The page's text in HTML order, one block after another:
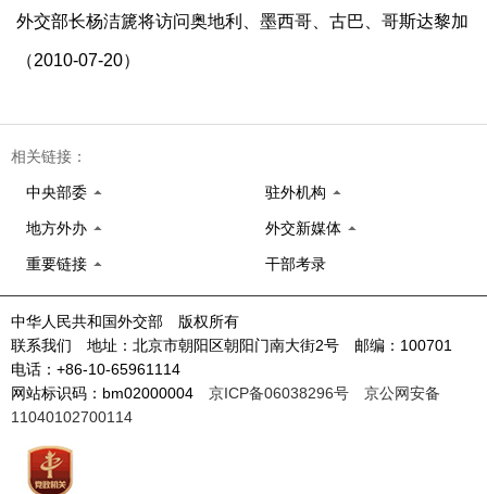
外交部长杨洁篪将访问奥地利、墨西哥、古巴、哥斯达黎加
（2010-07-20）
相关链接：
中央部委 驻外机构
地方外办 外交新媒体
重要链接 干部考录
中华人民共和国外交部 版权所有
联系我们 地址：北京市朝阳区朝阳门南大街2号 邮编：100701
电话：+86-10-65961114
网站标识码：bm02000004 京ICP备06038296号
京公网安备
11040102700114